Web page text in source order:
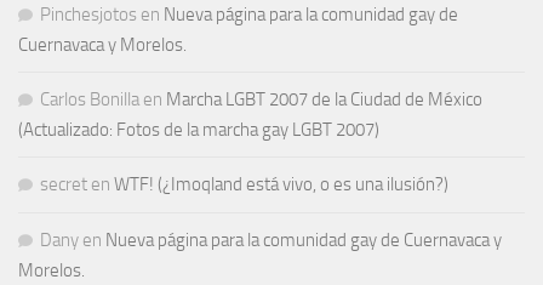
Pinchesjotos en Nueva página para la comunidad gay de
Cuernavaca y Morelos.
Carlos Bonilla en Marcha LGBT 2007 de la Ciudad de México
(Actualizado: Fotos de la marcha gay LGBT 2007)
secret en WTF! (¿Imoqland está vivo, o es una ilusión?)
Dany en Nueva página para la comunidad gay de Cuernavaca y
Morelos.